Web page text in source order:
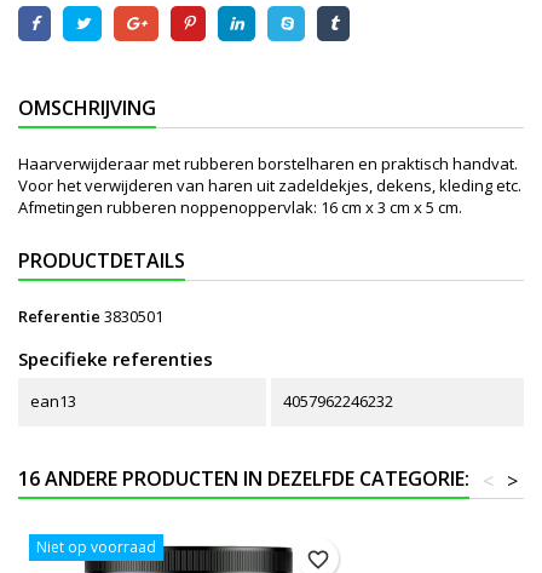
OMSCHRIJVING
Haarverwijderaar met rubberen borstelharen en praktisch handvat.
Voor het verwijderen van haren uit zadeldekjes, dekens, kleding etc.
Afmetingen rubberen noppenoppervlak: 16 cm x 3 cm x 5 cm.
PRODUCTDETAILS
Referentie 3830501
Specifieke referenties
ean13 4057962246232
16 ANDERE PRODUCTEN IN DEZELFDE CATEGORIE: >
<
Niet op voorraad
favorite_border